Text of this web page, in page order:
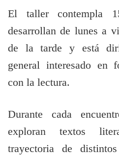
El taller contempla
desarrollan de lunes a
de la tarde y está
general interesado en
con la lectura.
Durante cada
exploran textos
trayectoria de